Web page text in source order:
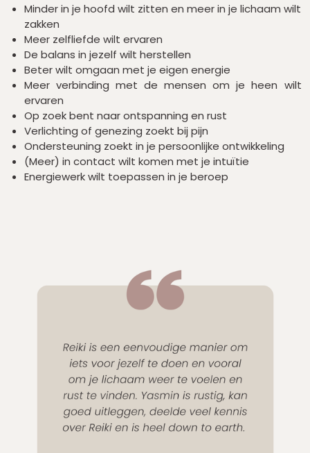
Minder in je hoofd wilt zitten en meer in je lichaam wilt
zakken
Meer zelfliefde wilt ervaren
De balans in jezelf wilt herstellen
Beter wilt omgaan met je eigen energie
Meer verbinding met de mensen om je heen wilt
ervaren
Op zoek bent naar ontspanning en rust
Verlichting of genezing zoekt bij pijn
Ondersteuning zoekt in je persoonlijke ontwikkeling
(Meer) in contact wilt komen met je intuïtie
Energiewerk wilt toepassen in je beroep